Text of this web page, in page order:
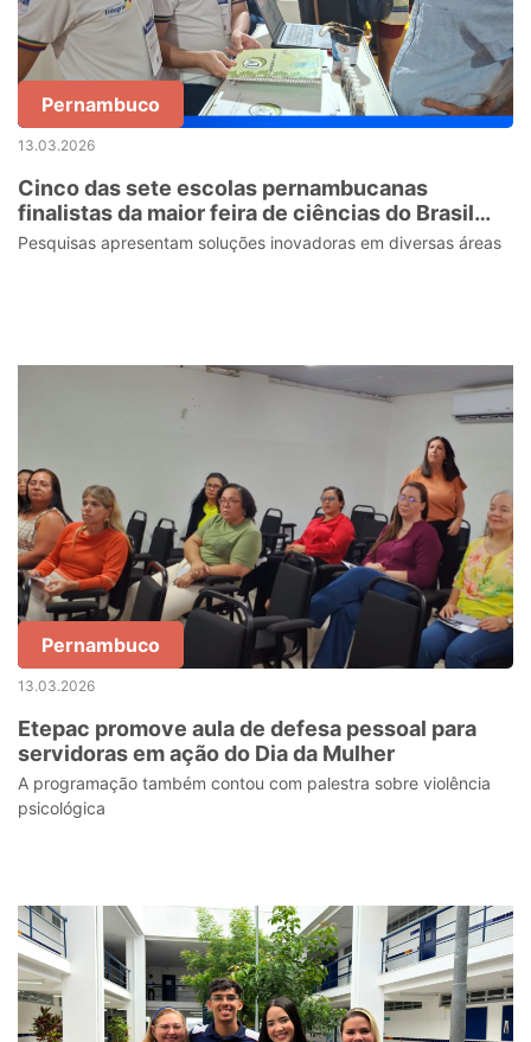
Pernambuco
13.03.2026
Cinco das sete escolas pernambucanas
finalistas da maior feira de ciências do Brasil
são da rede estadual
Pesquisas apresentam soluções inovadoras em diversas áreas
Pernambuco
13.03.2026
Etepac promove aula de defesa pessoal para
servidoras em ação do Dia da Mulher
A programação também contou com palestra sobre violência
psicológica